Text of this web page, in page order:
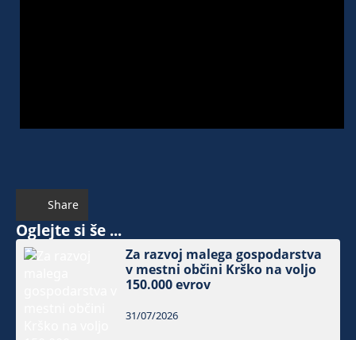
Share
Oglejte si še ...
Za razvoj malega gospodarstva
v mestni občini Krško na voljo
150.000 evrov
31/07/2026